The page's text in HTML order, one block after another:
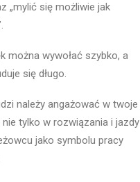
„mylić się możliwie jak
można wywołać szybko, a
się długo.
należy angażować w twoje
nie tylko w rozwiązania i jazdy
jako symbolu pracy